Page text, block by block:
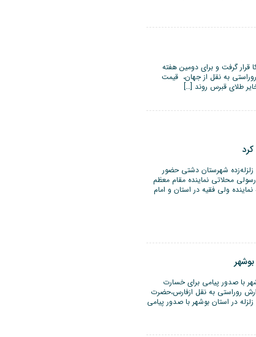
قرار گرفت و برای دومین هفته
دلار رسید. به گزارش روراستی به نقل از جهان، قیمت
طلای قبرس روند […]
زلزله‌زده شهرستان دشتی حضور
محلاتی نماینده مقام معظم
ولی فقیه در استان و امام
با صدور پیامی برای خسارت
روراستی به نقل ازفارس،حضرت
در استان بوشهر با صدور پیامی